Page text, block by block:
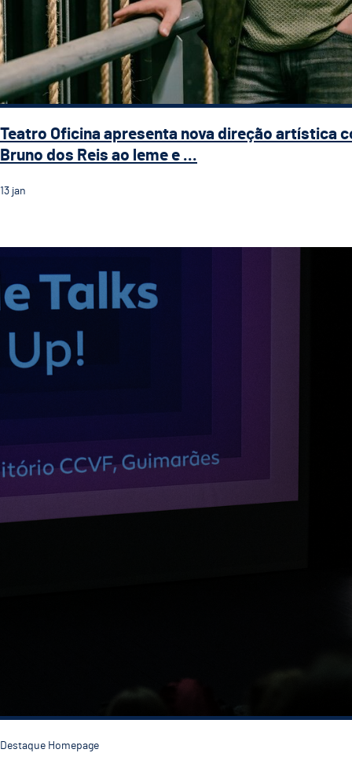
Teatro Oficina apresenta nova direção artística
Bruno dos Reis ao leme e ...
13 jan
Destaque Homepage